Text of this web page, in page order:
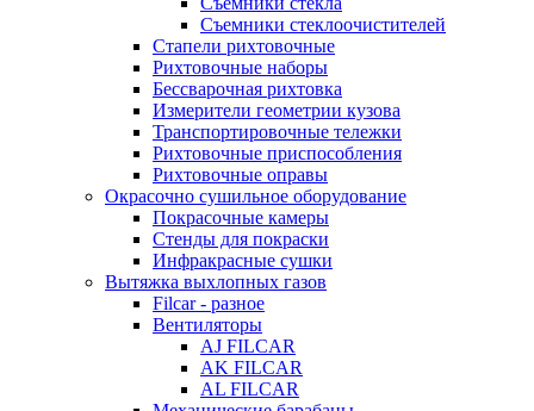
Съемники стеклоочистителей
Стапели рихтовочные
Рихтовочные наборы
Бессварочная рихтовка
Измерители геометрии кузова
Транспортировочные тележки
Рихтовочные приспособления
Рихтовочные оправы
Окрасочно сушильное оборудование
Покрасочные камеры
Стенды для покраски
Инфракрасные сушки
Вытяжка выхлопных газов
Filcar - разное
Вентиляторы
AJ FILCAR
AK FILCAR
AL FILCAR